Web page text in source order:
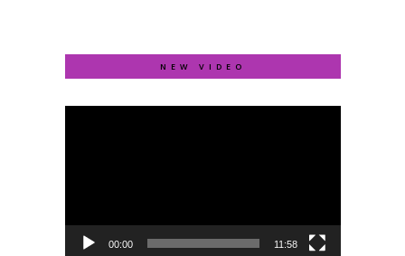
NEW VIDEO
Video
00:00 11:58